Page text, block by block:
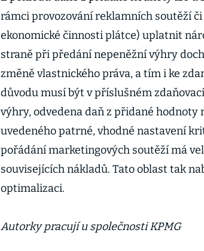
rámci provozování reklamních soutěží
ekonomické činnosti plátce) uplatnit
straně při předání nepeněžní výhry
změně vlastnického práva, a tím i ke
důvodu musí být v příslušném
výhry, odvedena daň z přidané hodnoty
uvedeného patrné, vhodné nastavení
pořádání marketingových soutěží má
souvisejících nákladů. Tato oblast tak
optimalizaci.
Autorky pracují u společnosti KPMG